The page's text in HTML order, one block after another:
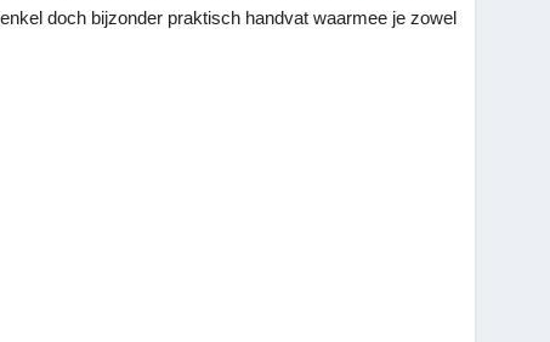
doch bijzonder praktisch handvat waarmee je zowel